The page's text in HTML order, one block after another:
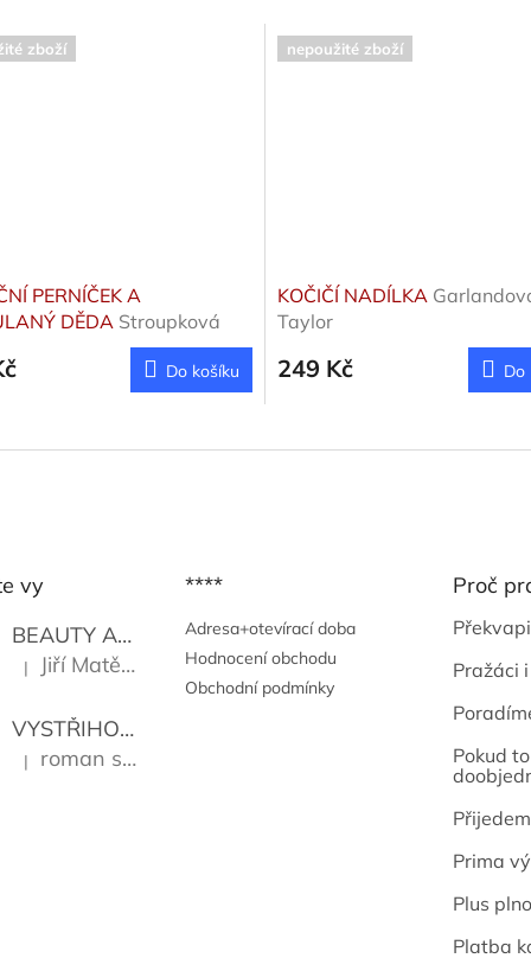
zboží
PERNÍČEK A
DĚDA Stroupková
Do košíku
nepoužité zboží
KOČIČÍ NADÍLKA
Taylor
249 Kč Do
vy
BEAUTY AND THE BEAT
Go Go's
Hodnocení produktu je 5 z 5 hvězdiček.
| Jiří Matějů
VYSTŘIHOVÁNKY - PRAŽSKÉ PAMÁTKY Kropáček
Hodnocení produktu je 5 z 5 hvězdiček.
| roman sekanina
****
Adresa+otevírací doba
Hodnocení obchodu
Obchodní podmínky
Proč
Pražáci
Pokud
Prima
Plus
Platba